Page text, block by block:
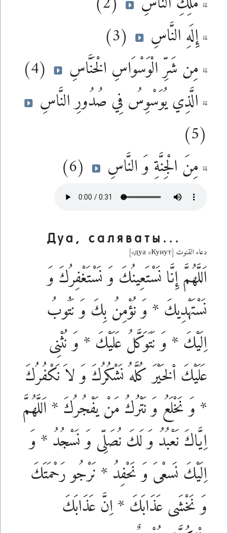
إِلَهِ النَّاسِ
(3)
مِن شَرِّ الْوَسْوَاسِ الْخَنَّاسِ
(4)
الَّذِي يُوَسْوِسُ فِي صُدُورِ النَّاسِ
(5)
مِنَ الْجِنَّةِ وَ النَّاسِ
(6)
Дуа, саляваты...
دعاء القنوت [дуаКунут
]
اَللَّهُمَّ إِنَّا نَسْتَعِينُكَ وَ نَسْتَغْفِرُكَ وَ
نَسْتَهْدِيكَ * وَ نُؤْمِنُ بِكَ وَ نَتُوبُ
اِلَيْكَ * وَ نَتَوَكَّلُ عَلَيْكَ * وَ نُثْنِى
عَلَيْكَ اْلخَيْرَ كُلَّهُ نَشْكُرُكَ وَ لاَ نَكْفُرُكَ
* وَ نَخْلَعُ وَ نَتْرُكُ مَنْ يَفْجُرُكَ * اَللَّهُمَّ
اِيَّاكَ نَعْبُدُ وَ لَكَ نُصَلِّى وَ نَسْجُدُ * وَ
اِلَيْكَ نَسعْىَ وَ نَحْفِدُ * نَرْجُو رَحْمَتَكَ
وَ نَخْشَى عَذَابَكَ * اِنَّ عَذَابَكَ